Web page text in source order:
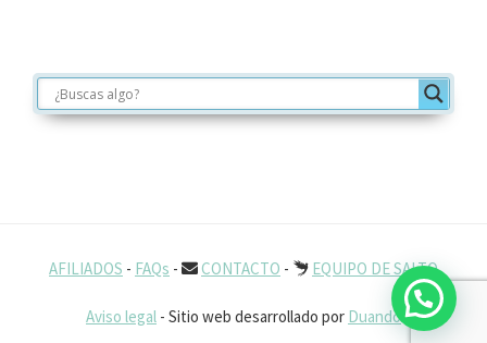
Footer
AFILIADOS - FAQs - CONTACTO - EQUIPO DE SALTO
Aviso legal - Sitio web desarrollado por Duando